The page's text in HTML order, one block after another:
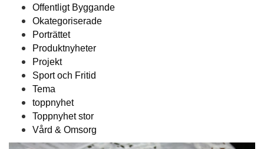
Offentligt Byggande
Okategoriserade
Porträttet
Produktnyheter
Projekt
Sport och Fritid
Tema
toppnyhet
Toppnyhet stor
Vård & Omsorg